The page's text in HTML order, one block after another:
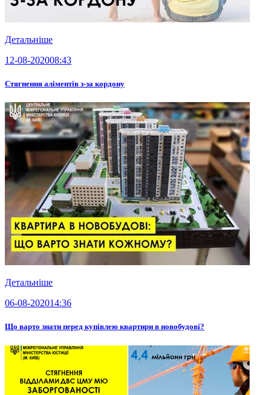
Детальніше
12-08-202008:43
Стягнення аліментів з-за кордону
Детальніше
06-08-202014:36
Що варто знати перед купівлею квартири в новобудові?